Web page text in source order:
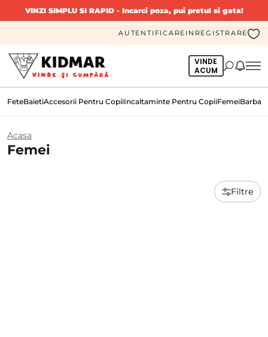
VINZI SIMPLU SI RAPID- Incarci poza, pui pretul si gata!
AUTENTIFICARE INREGISTRARE
VINDE
ACUM
FeteBaietiAccesorii Pentru CopiiIncaltaminte Pentru CopiiFemeiBarbati
Acasa
Femei
Filtre